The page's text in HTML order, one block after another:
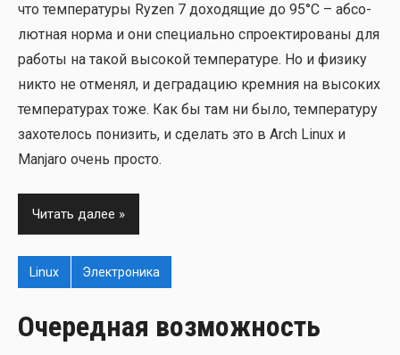
что тем­пе­ра­ту­ры Ryzen 7 дохо­дя­щие до 95°C – абсо­
лют­ная нор­ма и они спе­ци­аль­но спро­ек­ти­ро­ва­ны для
рабо­ты на такой высо­кой тем­пе­ра­ту­ре. Но и физи­ку
никто не отме­нял, и дегра­да­цию крем­ния на высо­ких
тем­пе­ра­ту­рах тоже. Как бы там ни было, тем­пе­ра­ту­ру
захо­те­лось пони­зить, и сде­лать это в Arch Linux и
Manjaro очень про­сто.
Читать далее
Linux Электроника
Очередная возможность